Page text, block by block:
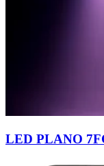
LED PLANO